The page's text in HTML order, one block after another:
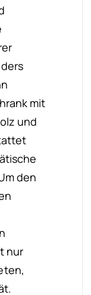
mit
und
den
nur